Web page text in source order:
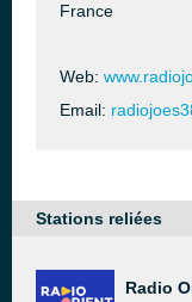
France
Web:
Email:
Stations reliées
Radio